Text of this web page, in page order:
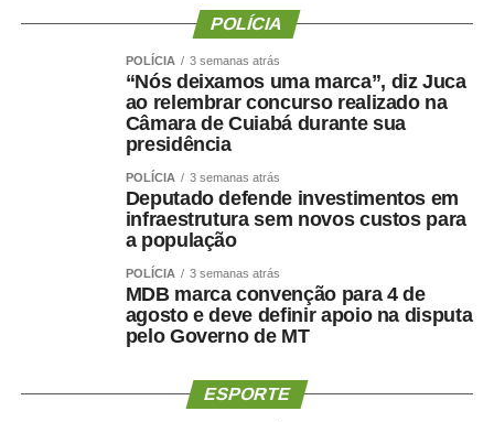
POLÍCIA
POLÍCIA 3 semanas atrás
“Nós deixamos uma marca”, diz Juca
ao relembrar concurso realizado na
Câmara de Cuiabá durante sua
presidência
POLÍCIA 3 semanas atrás
Deputado defende investimentos em
infraestrutura sem novos custos para
a população
POLÍCIA 3 semanas atrás
MDB marca convenção para 4 de
agosto e deve definir apoio na disputa
pelo Governo de MT
ESPORTE